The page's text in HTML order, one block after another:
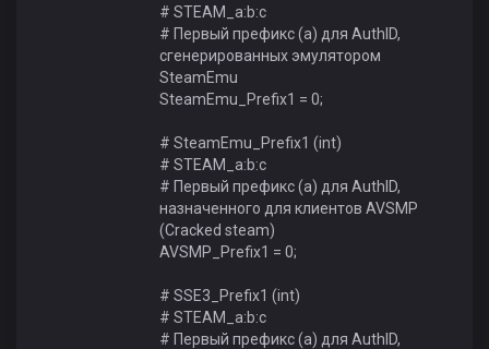
# STEAM_a:b:c
# Первый префикс (a) для AuthID,
сгенерированных эмулятором
SteamEmu
SteamEmu_Prefix1 = 0;
# SteamEmu_Prefix1 (int)
# STEAM_a:b:c
# Первый префикс (a) для AuthID,
назначенного для клиентов AVSMP
(Cracked steam)
AVSMP_Prefix1 = 0;
# SSE3_Prefix1 (int)
# STEAM_a:b:c
# Первый префикс (a) для AuthID,